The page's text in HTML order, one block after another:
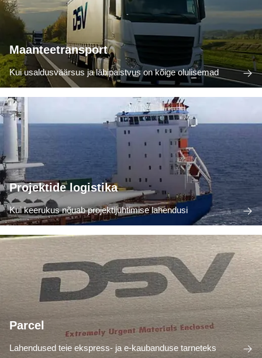
Maanteetransport
Kui usaldusväärsus ja läbipaistvus on kõige olulisemad
Projektide logistika
Kui keerukus nõuab projektijuhtimise lahendusi
Parcel
Lahendused teie ekspress- ja e-kaubanduse tarneteks